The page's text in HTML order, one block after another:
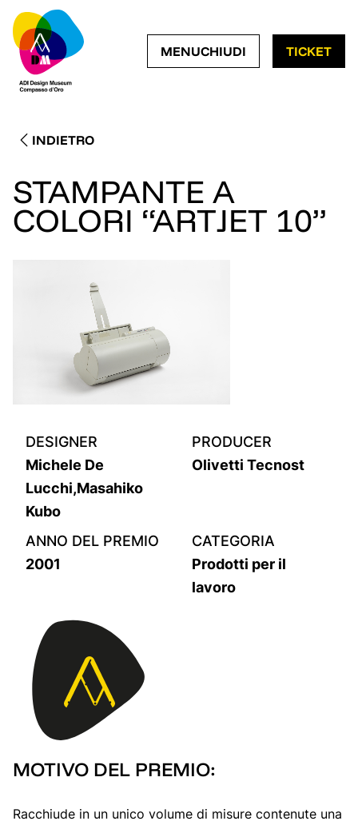
MENUMOSTRA IL MENÙ DI
CHIUDI CHIUDI IL MENÙ
TICKET
INDIETRO
STAMPANTE A
COLORI “ARTJET 10”
DESIGNER
Michele De
Lucchi,Masahiko
Kubo
PRODUCER
Olivetti Tecnost
ANNO DEL PREMIO
2001
CATEGORIA
Prodotti per il
lavoro
MOTIVO DEL PREMIO:
Racchiude in un unico volume di misure contenute una